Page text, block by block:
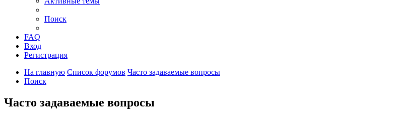
Поиск
FAQ
Вход
Регистрация
На главную Список форумов Часто задаваемые вопросы
Поиск
Часто задаваемые вопросы